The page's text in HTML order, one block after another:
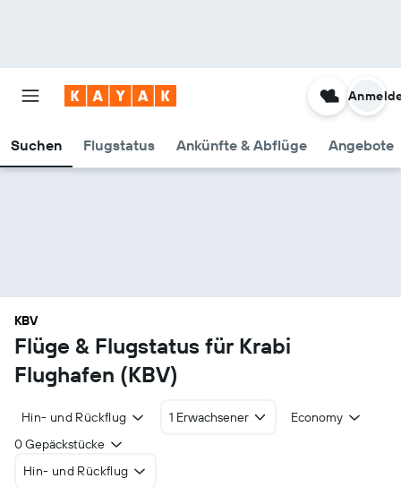
Suchen Flugstatus Ankünfte & Abflüge Angebote
KBV
Flüge & Flugstatus für Krabi
Flughafen (KBV)
Hin- und Rückflug 1 Erwachsener
Economy
0 Gepäckstücke
Hin- und Rückflug